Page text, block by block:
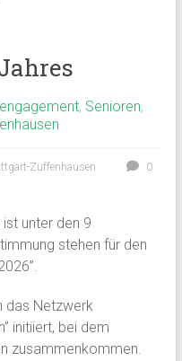
, Senioren,
Zuffenhausen
0
unter den 9
stehen für den
das Netzwerk
initiiert, bei dem
zusammenkommen.